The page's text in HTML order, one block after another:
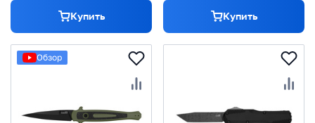
Купить Купить
Обзор